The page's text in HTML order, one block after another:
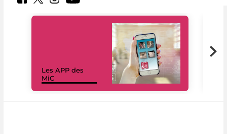
Les APP des
MiC